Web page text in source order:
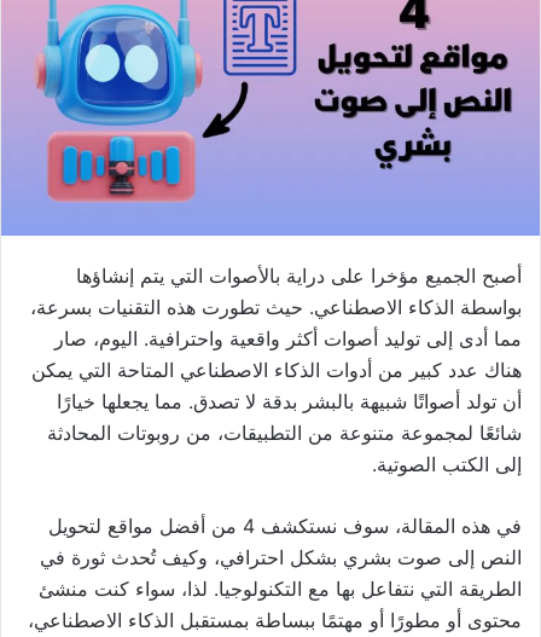
أصبح الجميع مؤخرا على دراية بالأصوات التي يتم إنشاؤها
بواسطة الذكاء الاصطناعي. حيث تطورت هذه التقنيات بسرعة،
مما أدى إلى توليد أصوات أكثر واقعية واحترافية. اليوم، صار
هناك عدد كبير من أدوات الذكاء الاصطناعي المتاحة التي يمكن
أن تولد أصواتًا شبيهة بالبشر بدقة لا تصدق. مما يجعلها خيارًا
شائعًا لمجموعة متنوعة من التطبيقات، من روبوتات المحادثة
إلى الكتب الصوتية.
في هذه المقالة، سوف نستكشف 4 من أفضل مواقع لتحويل
النص إلى صوت بشري بشكل احترافي، وكيف تُحدث ثورة في
الطريقة التي نتفاعل بها مع التكنولوجيا. لذا، سواء كنت منشئ
محتوى أو مطورًا أو مهتمًا ببساطة بمستقبل الذكاء الاصطناعي،